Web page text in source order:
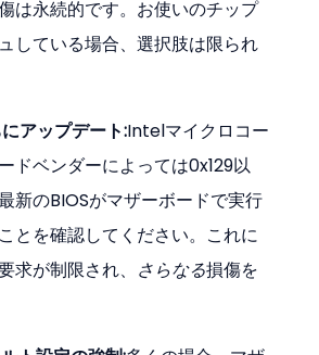
は永続的です。お使いのチップ
している場合、選択肢は限られ
アップデート:Intelマイクロコー
ドベンダーによっては0x129以
新のBIOSがマザーボードで実行
とを確認してください。これに
求が制限され、 さらなる損傷を